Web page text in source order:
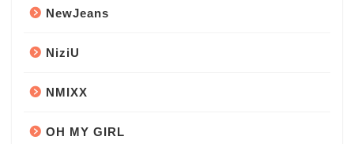
NewJeans
NiziU
NMIXX
OH MY GIRL